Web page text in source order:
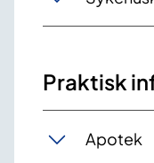
Praktisk
Apotek